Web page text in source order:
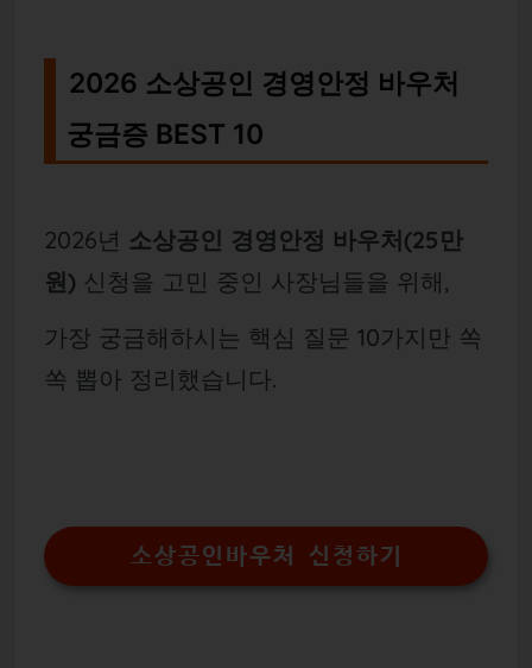
2026 소상공인 경영안정 바우처
궁금증 BEST 10
2026년 소상공인 경영안정 바우처(25만
원) 신청을 고민 중인 사장님들을 위해,
가장 궁금해하시는 핵심 질문 10가지만 쏙
쏙 뽑아 정리했습니다.
소상공인바우처 신청하기